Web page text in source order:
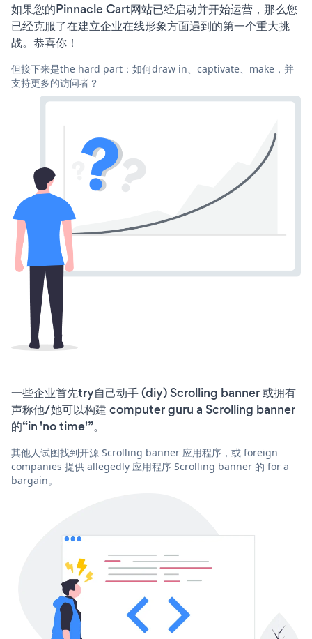
如果您的Pinnacle Cart网站已经启动并开始运营，那么您
已经克服了在建立企业在线形象方面遇到的第一个重大挑
战。恭喜你！
但接下来是the hard part：如何draw in、captivate、make，并
支持更多的访问者？
一些企业首先try自己动手 (diy) Scrolling banner 或拥有
声称他/她可以构建 computer guru a Scrolling banner
的“in 'no time'”。
其他人试图找到开源 Scrolling banner 应用程序，或 foreign
companies 提供 allegedly 应用程序 Scrolling banner 的 for a
bargain。